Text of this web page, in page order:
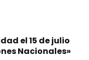
el 15 de julio
Nacionales»